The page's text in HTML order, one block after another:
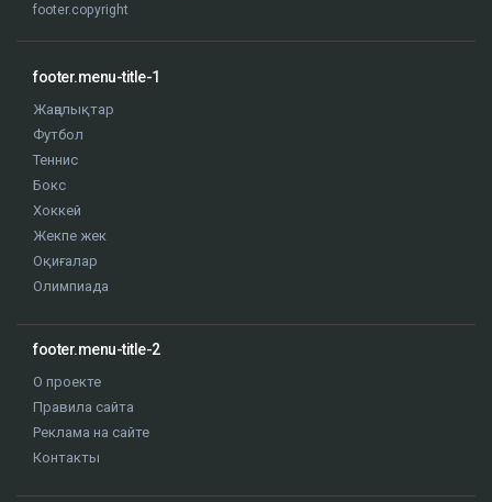
footer.copyright
footer.menu-title-1
Жаңалықтар
Футбол
Теннис
Бокс
Хоккей
Жекпе жек
Оқиғалар
Олимпиада
footer.menu-title-2
О проекте
Правила сайта
Реклама на сайте
Контакты